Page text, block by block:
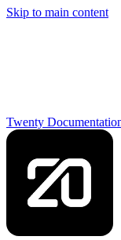
Skip to main content
Twenty